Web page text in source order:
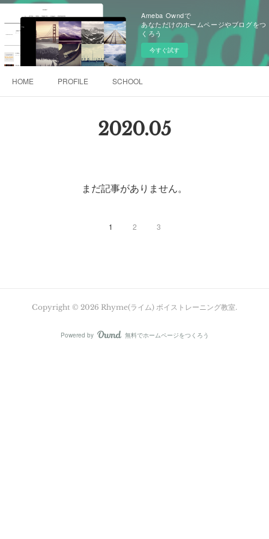
Ameba Owndで
あなただけのホームページやブログをつ
くろう
今すぐ試す
HOME PROFILE SCHOOL
2020.05
まだ記事がありません。
1 2 3
Copyright © 2026 Rhyme(ライム) ボイストレーニング教室.
Powered by AmebaOwnd
無料でホームページをつくろう